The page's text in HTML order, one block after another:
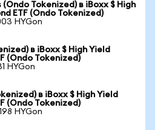
(Ondo Tokenized) в iBoxx $ High
ETF (Ondo Tokenized)
HYGon
в iBoxx $ High Yield
(Ondo Tokenized)
HYGon
в iBoxx $ High Yield
(Ondo Tokenized)
HYGon